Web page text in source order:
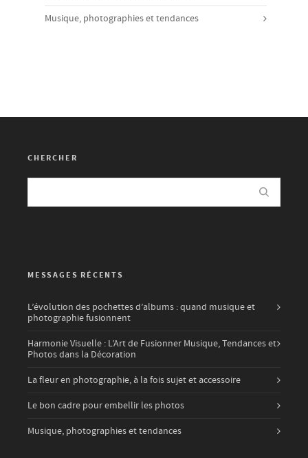
Musique, photographies et tendances
CHERCHER
MESSAGES RÉCENTS
L’évolution des pochettes d’albums : quand musique et
photographie fusionnent
Harmonie Visuelle : L’Art de Fusionner Musique, Tendances et
Photos dans la Décoration
La fleur en photographie, à la fois sujet et accessoire
Le bon cadre pour embellir les photos
Musique, photographies et tendances